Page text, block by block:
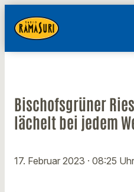
Bischofsgrüner
lächelt bei jedem
17. Februar 2023 · 08:25 Uhr